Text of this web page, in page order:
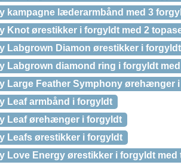
kampagne læderarmbånd med 3
Knot ørestikker i forgyldt med 2
Labgrown Diamon ørestikker i
Labgrown diamond ring i forgyldt
Large Feather Symphony ørehænger
Leaf armbånd i forgyldt
Leaf ørehænger i forgyldt
Leafs ørestikker i forgyldt
Love Energy ørestikker i forgyldt med